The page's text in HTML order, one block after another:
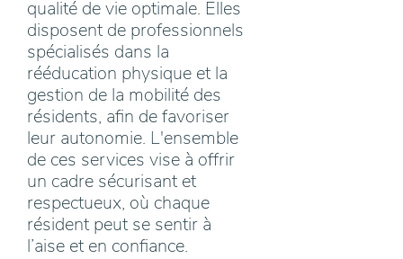
qualité de vie optimale. Elles
disposent de professionnels
spécialisés dans la
rééducation physique et la
gestion de la mobilité des
résidents, afin de favoriser
leur autonomie. L'ensemble
de ces services vise à offrir
un cadre sécurisant et
respectueux, où chaque
résident peut se sentir à
l’aise et en confiance.